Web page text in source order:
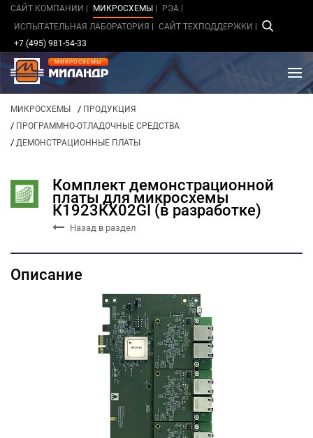
САЙТ КОМПАНИИ МИКРОСХЕМЫ
РЭА
ИСПЫТАТЕЛЬНАЯ ЛАБОРАТОРИЯ
САЙТ ТЕХПОДДЕРЖКИ
+7 (495) 981-54-33
МИКРОСХЕМЫ
МИКРОСХЕМЫ / ПРОДУКЦИЯ
/ ПРОГРАММНО-ОТЛАДОЧНЫЕ СРЕДСТВА
/ ДЕМОНСТРАЦИОННЫЕ ПЛАТЫ
Комплект демонстрационной
платы для микросхемы
К1923КХ02GI (в разработке)
Назад в раздел
Описание